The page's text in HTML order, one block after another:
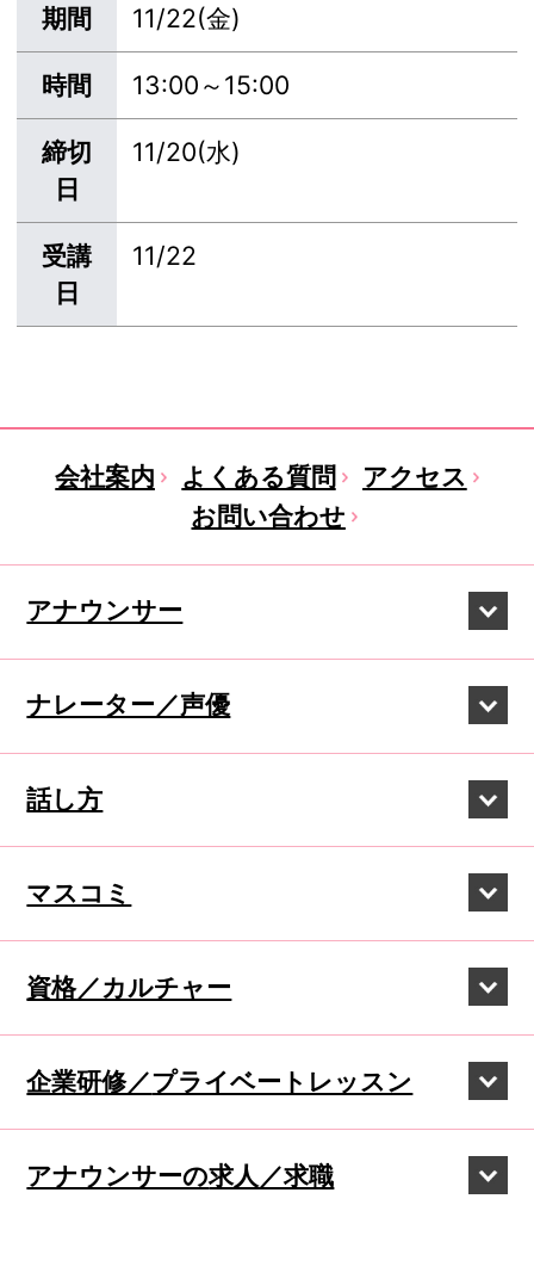
期間 11/22(金)
時間 13:00～15:00
締切
日
11/20(水)
受講
日
11/22
会社案内 よくある質問
アクセス
お問い合わせ
アナウンサー
ナレーター／声優
話し方
マスコミ
資格／カルチャー
企業研修／プライベートレッスン
アナウンサーの求人／求職